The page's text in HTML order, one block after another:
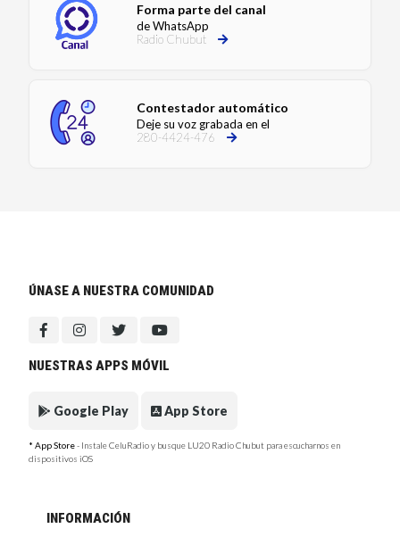
Forma parte del canal
de WhatsApp
Radio Chubut
Contestador automático
Deje su voz grabada en el
280-4424-476
ÚNASE A NUESTRA COMUNIDAD
NUESTRAS APPS MÓVIL
Google Play App Store
* App Store- Instale CeluRadio y busque LU20 Radio Chubut para escucharnos en
dispositivos iOS
INFORMACIÓN